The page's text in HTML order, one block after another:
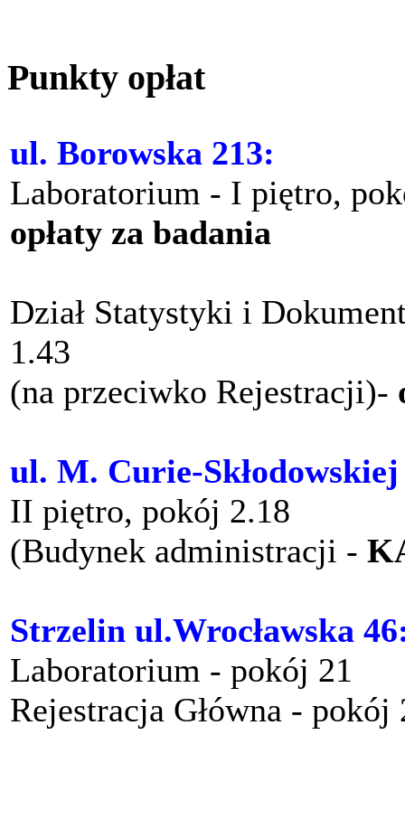
Punkty opłat
ul. Borowska 213:
Laboratorium - I piętro,
opłaty za badania
Dział Statystyki i
1.43
(na przeciwko Rejestracji)-
ul. M. Curie-Skłodowskiej
II piętro, pokój 2.18
(Budynek administracji -
Strzelin ul.Wrocławska
Laboratorium - pokój 21
Rejestracja Główna -